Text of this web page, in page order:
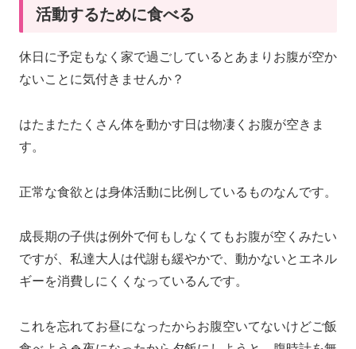
活動するために食べる
休日に予定もなく家で過ごしているとあまりお腹が空か
ないことに気付きませんか？
はたまたたくさん体を動かす日は物凄くお腹が空きま
す。
正常な食欲とは身体活動に比例しているものなんです。
成長期の子供は例外で何もしなくてもお腹が空くみたい
ですが、私達大人は代謝も緩やかで、動かないとエネル
ギーを消費しにくくなっているんです。
これを忘れてお昼になったからお腹空いてないけどご飯